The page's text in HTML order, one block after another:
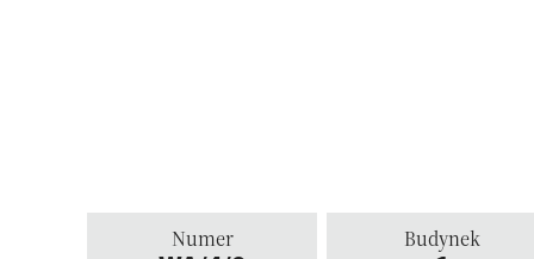
Numer Budynek